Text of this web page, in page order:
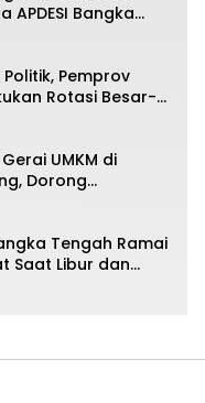
APDESI Bangka
Pemprov
Rotasi Besar-
UMKM di
Dorong
Tengah Ramai
Saat Libur dan